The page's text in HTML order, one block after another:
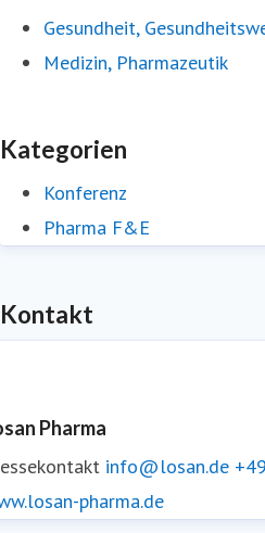
Gesundheit,
Medizin, Pharmazeutik
Kategorien
Konferenz
Pharma F&E
Kontakt
Pharma
info@losan.de
pharma.de